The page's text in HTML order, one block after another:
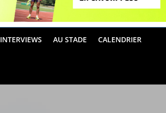
INTERVIEWS AU STADE CALENDRIER